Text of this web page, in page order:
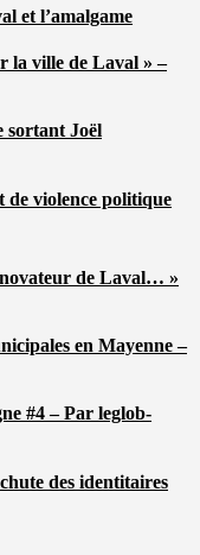
et l’amalgame
la ville de Laval » –
sortant Joël
de violence politique
de Laval… »
en Mayenne –
#4 – Par leglob-
des identitaires